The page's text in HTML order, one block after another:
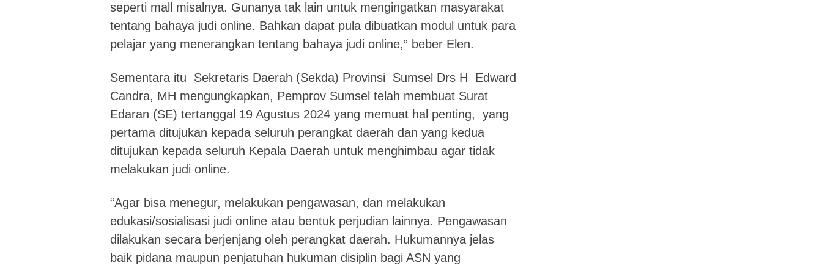
seperti mall misalnya. Gunanya tak lain untuk mengingatkan masyarakat
tentang bahaya judi online. Bahkan dapat pula dibuatkan modul untuk para
pelajar yang menerangkan tentang bahaya judi online,” beber Elen.
Sementara itu Sekretaris Daerah (Sekda) Provinsi Sumsel Drs H Edward
Candra, MH mengungkapkan, Pemprov Sumsel telah membuat Surat
Edaran (SE) tertanggal 19 Agustus 2024 yang memuat hal penting, yang
pertama ditujukan kepada seluruh perangkat daerah dan yang kedua
ditujukan kepada seluruh Kepala Daerah untuk menghimbau agar tidak
melakukan judi online.
“Agar bisa menegur, melakukan pengawasan, dan melakukan
edukasi/sosialisasi judi online atau bentuk perjudian lainnya. Pengawasan
dilakukan secara berjenjang oleh perangkat daerah. Hukumannya jelas
baik pidana maupun penjatuhan hukuman disiplin bagi ASN yang